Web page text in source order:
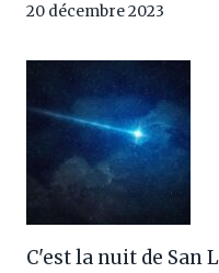
20 décembre 2023
C'est la nuit de San